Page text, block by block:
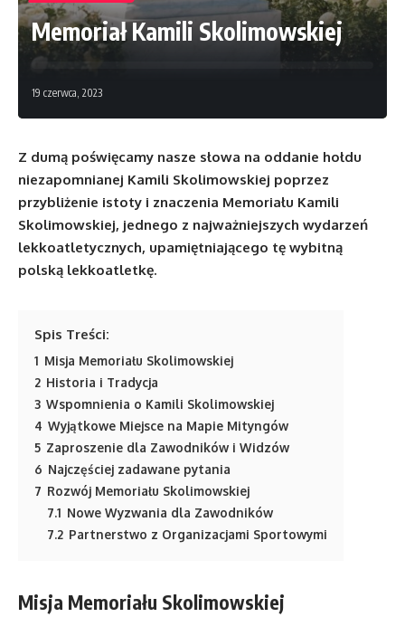
Memoriał Kamili Skolimowskiej
19 czerwca, 2023
Z dumą poświęcamy nasze słowa na oddanie hołdu
niezapomnianej Kamili Skolimowskiej poprzez
przybliżenie istoty i znaczenia Memoriału Kamili
Skolimowskiej, jednego z najważniejszych wydarzeń
lekkoatletycznych, upamiętniającego tę wybitną
polską lekkoatletkę.
Spis Treści:
1 Misja Memoriału Skolimowskiej
2 Historia i Tradycja
3 Wspomnienia o Kamili Skolimowskiej
4 Wyjątkowe Miejsce na Mapie Mityngów
5 Zaproszenie dla Zawodników i Widzów
6 Najczęściej zadawane pytania
7 Rozwój Memoriału Skolimowskiej
7.1 Nowe Wyzwania dla Zawodników
7.2 Partnerstwo z Organizacjami Sportowymi
Misja Memoriału Skolimowskiej